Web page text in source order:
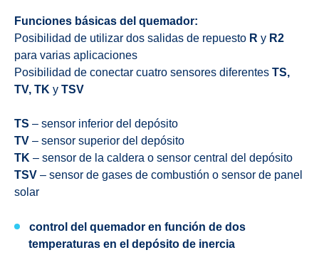
Funciones básicas del quemador:
Posibilidad de utilizar dos salidas de repuesto R y R2
para varias aplicaciones
Posibilidad de conectar cuatro sensores diferentes TS,
TV, TK y TSV
TS – sensor inferior del depósito
TV – sensor superior del depósito
TK – sensor de la caldera o sensor central del depósito
TSV – sensor de gases de combustión o sensor de panel
solar
control del quemador en función de dos
temperaturas en el depósito de inercia